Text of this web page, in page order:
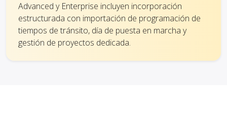
Advanced y Enterprise incluyen incorporación
estructurada con importación de programación de
tiempos de tránsito, día de puesta en marcha y
gestión de proyectos dedicada.